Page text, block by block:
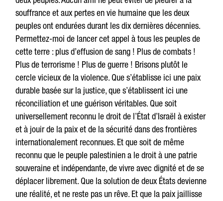
souffrance et aux pertes en vie humaine que les deux
peuples ont endurées durant les dix dernières décennies.
Permettez-moi de lancer cet appel à tous les peuples de
cette terre : plus d’effusion de sang ! Plus de combats !
Plus de terrorisme ! Plus de guerre ! Brisons plutôt le
cercle vicieux de la violence. Que s’établisse ici une paix
durable basée sur la justice, que s’établissent ici une
réconciliation et une guérison véritables. Que soit
universellement reconnu le droit de l’État d’Israël à exister
et à jouir de la paix et de la sécurité dans des frontières
internationalement reconnues. Et que soit de même
reconnu que le peuple palestinien a le droit à une patrie
souveraine et indépendante, de vivre avec dignité et de se
déplacer librement. Que la solution de deux États devienne
une réalité, et ne reste pas un rêve. Et que la paix jaillisse